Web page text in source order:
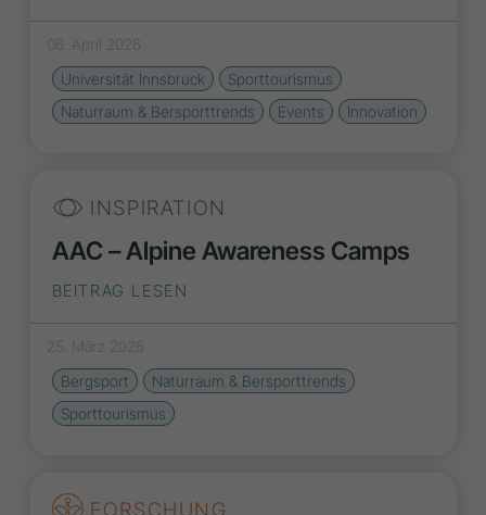
06. April 2026
Universität Innsbruck
Sporttourismus
Naturraum & Bersporttrends
Events Innovation
INSPIRATION
AAC – Alpine Awareness Camps
BEITRAG LESEN
25. März 2026
Bergsport
Naturraum & Bersporttrends
Sporttourismus
FORSCHUNG